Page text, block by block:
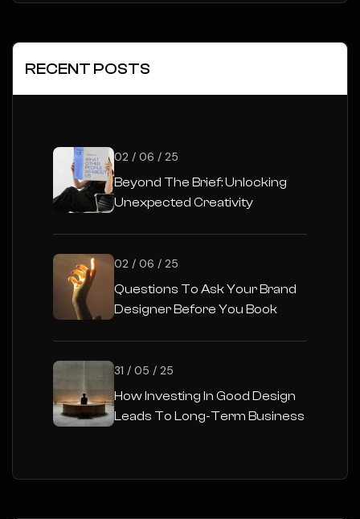
RECENT POSTS
02 / 06 / 25
Beyond The Brief: Unlocking
Unexpected Creativity
02 / 06 / 25
Questions To Ask Your Brand
Designer Before You Book
31 / 05 / 25
How Investing In Good Design
Leads To Long-Term Business